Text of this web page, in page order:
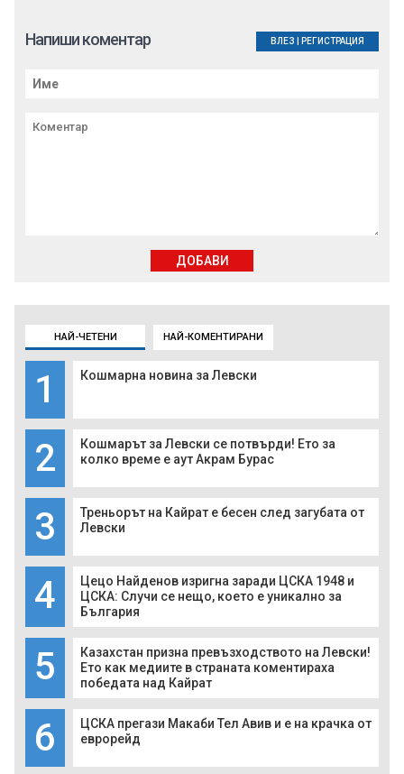
НАЙ-ЧЕТЕНИ НАЙ-КОМЕНТИРАНИ
1 Кошмарна новина за Левски
2
Кошмарът за Левски се потвърди! Ето за
колко време е аут Акрам Бурас
3
Треньорът на Кайрат е бесен след загубата от
Левски
4
Цецо Найденов изригна заради ЦСКА 1948 и
ЦСКА: Случи се нещо, което е уникално за
България
5
Казахстан призна превъзходството на Левски!
Ето как медиите в страната коментираха
победата над Кайрат
6
ЦСКА прегази Макаби Тел Авив и е на крачка от
еврорейд
Напиши коментар ВЛЕЗ РЕГИСТРАЦИЯ
ДОБАВИ